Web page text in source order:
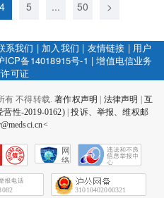
4 5 ... 50 >
系我们 | 加入我们 | 友情链接 | 用户
ICP备14018915号-1 |增值电信业务
可证
有 不得转载.著作权声明 法律声明
互
性-2019-0162)|投诉、举报、维权邮
网
络
会
征
31010402000321